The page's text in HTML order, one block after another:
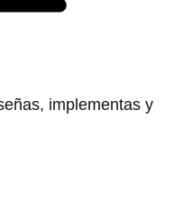
implementas y